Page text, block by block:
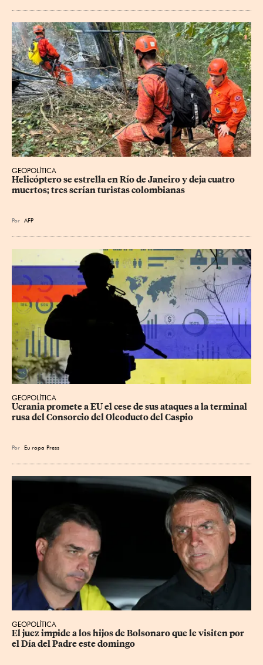
GEOPOLÍTICA
Helicóptero se estrella en Río de Janeiro y deja cuatro
muertos; tres serían turistas colombianas
Por AFP
GEOPOLÍTICA
Ucrania promete a EU el cese de sus ataques a la terminal
rusa del Consorcio del Oleoducto del Caspio
Por Eu ropa Press
GEOPOLÍTICA
El juez impide a los hijos de Bolsonaro que le visiten por
el Día del Padre este domingo